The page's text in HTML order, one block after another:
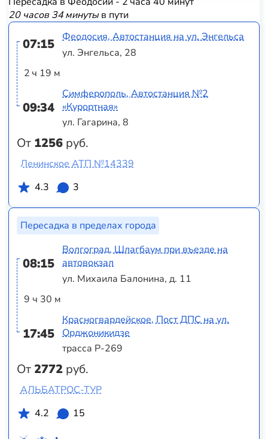
20 часов 34 минутыв пути
07:15
2 ч 19 м
09:34
От 1256 руб.
Феодосия, Автостанция на ул. Энгельса
ул. Энгельса, 28
Симферополь, Автостанция №2
«Курортная»
ул. Гагарина, 8
Ленинское АТП №14339
4.3
3
Пересадка в пределах города
08:15
9 ч 30 м
17:45
От2772 руб.
Волгоград, Шлагбаум при въезде на
автовокзал
ул. Михаила Балонина, д. 11
Красногвардейское, Пост ДПС на ул.
Орджоникидзе
трасса Р-269
АЛЬБАТРОС-ТУР
4.2
15